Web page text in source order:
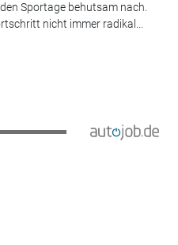
Sportage behutsam nach.
nicht immer radikal...